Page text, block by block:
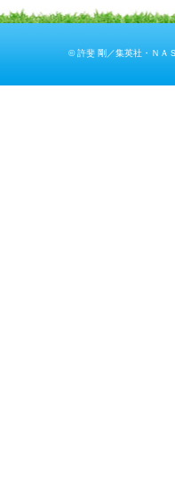
© 許斐 剛／集英社・ＮＡ